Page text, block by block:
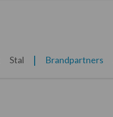
Stal Brandpartners